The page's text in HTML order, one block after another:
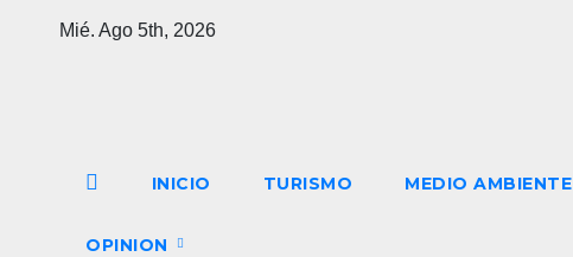
Mié. Ago 5th, 2026
INICIO TURISMO MEDIO AMBIENTE
OPINION